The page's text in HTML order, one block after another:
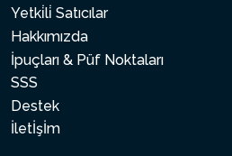
Yetki̇li̇ Satıcılar
Hakkımızda
İpuçları & Püf Noktaları
SSS
Destek
İletİşİm